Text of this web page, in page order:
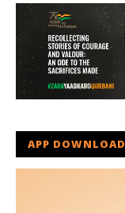
APP DOWNLOAD